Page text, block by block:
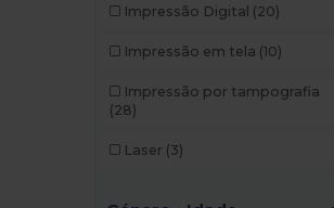
Impressão Digital (20)
Impressão em tela (10)
Impressão por tampografia
(28)
Laser (3)